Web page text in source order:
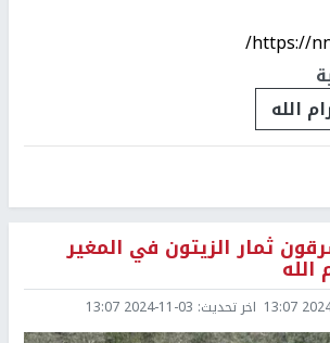
https://
الله
ثمار الزيتون في المغير
2024- اخر تحديث: 2024-11-03 13:07